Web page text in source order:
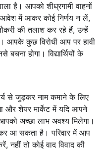
है। आपको शीध्रगामी वाहनों
आवेश में आकर कोई निर्णय न लें,
की तलाश कर रहे हैं, उन्हें
कुछ विरोधी आप पर हावी
होगा। विद्यार्थियों के
से जुड़कर नाम कमाने के लिए
और शेयर मार्केट में यदि आपने
अच्छा लाभ अवश्य मिलेगा।
आ सकता है। परिवार में आप
नहीं तो कोई वाद विवाद की